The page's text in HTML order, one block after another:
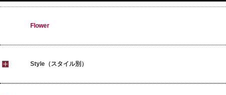
Flower
Style（スタイル別）